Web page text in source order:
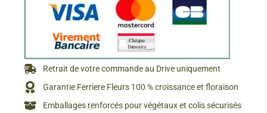
Retrait de votre commande au Drive uniquement
Garantie Ferriere Fleurs 100 % croissance et floraison
Emballages renforcés pour végétaux et colis sécurisés